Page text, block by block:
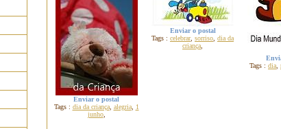
Enviar o postal
Tags : dia da criança, alegria,
1
junho,
Enviar o postal
Tags : celebrar, sorriso dia da
criança
Tags : dia